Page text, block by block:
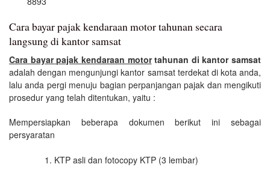
Cara bayar pajak kendaraan motor tahunan secara
langsung di kantor samsat
Cara bayar pajak kendaraan motortahunan di kantor samsat
adalah dengan mengunjungi kantor samsat terdekat di kota anda,
lalu anda pergi menuju bagian perpanjangan pajak dan mengikuti
prosedur yang telah ditentukan, yaitu :
Mempersiapkan beberapa dokumen berikut ini sebagai
persyaratan
KTP asli dan fotocopy KTP (3 lembar)